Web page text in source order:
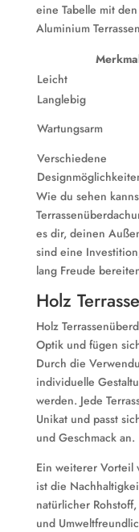
eine Tabelle mit
Aluminium
Leicht
Langlebig
Wartungsarm
Verschiedene
Wie du sehen
es dir, deinen
sind eine
lang Freude
Holz
Holz
Optik und fügen
Durch die
individuelle
werden. Jede
Unikat und passt
und Geschmack an.
Ein weiterer Vorteil
ist die
natürlicher
und